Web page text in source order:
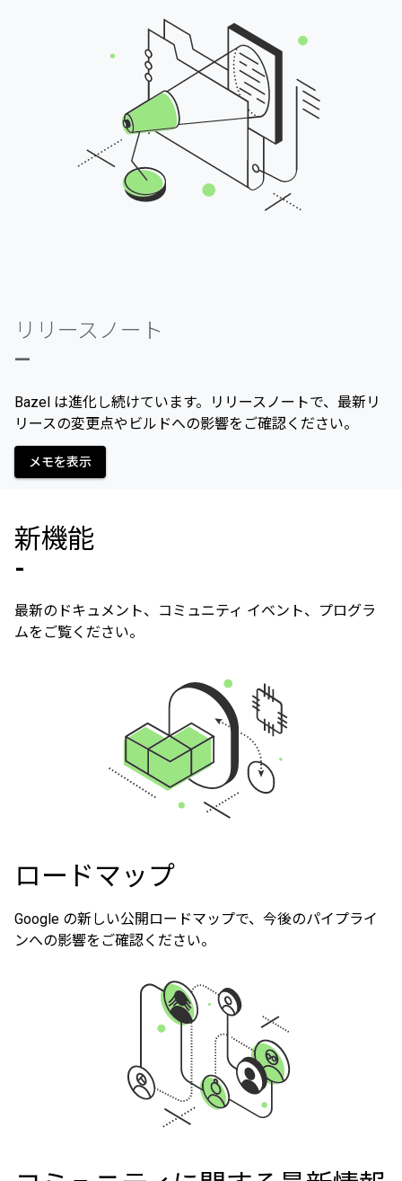
リリースノート
—
Bazel は進化し続けています。リリースノートで、最新リ
リースの変更点やビルドへの影響をご確認ください。
メモを表示
新機能
-
最新のドキュメント、コミュニティ イベント、プログラ
ムをご覧ください。
ロードマップ
Google の新しい公開ロードマップで、今後のパイプライ
ンへの影響をご確認ください。